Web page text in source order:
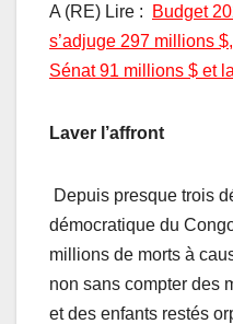
A (RE) Lire :
Budget
s’adjuge 297 millions
Sénat 91 millions $ et
Laver l’affront
Depuis presque trois
démocratique du
millions de morts à
non sans compter des
et des enfants restés